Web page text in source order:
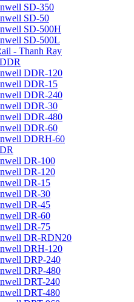
SD-350
SD-50
SD-500H
SD-500L
- Thanh Ray
DDR-120
DDR-15
DDR-240
DDR-30
DDR-480
DDR-60
DDRH-60
DR-100
DR-120
DR-15
DR-30
DR-45
DR-60
DR-75
DR-RDN20
DRH-120
DRP-240
DRP-480
DRT-240
DRT-480